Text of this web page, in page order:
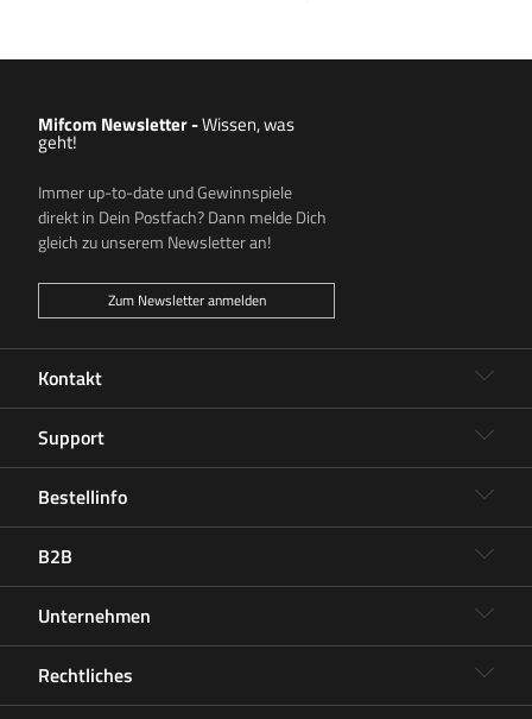
Kontakt
Support
Bestellinfo
B2B
Unternehmen
Rechtliches
Mifcom Newsletter-Wissen, was
geht!
Immer up-to-date und Gewinnspiele
direkt in Dein Postfach? Dann melde Dich
gleich zu unserem Newsletter an!
Zum Newsletter anmelden